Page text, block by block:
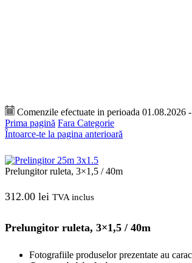
Comenzile efectuate in perioada
Prima pagină Fara Categorie
Întoarce-te la pagina anterioară
Prelungitor ruleta, 3×1,5 / 40m
312.00 lei TVA inclus
Prelungitor ruleta, 3×1,5 / 40m
Fotografiile produselor prezentate au